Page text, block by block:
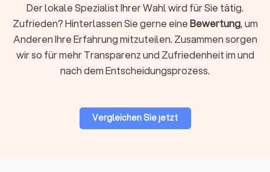
Steuerberaterkammer bestellt sein.
Auf Trustlocal finden Sie beide Varianten übersichtlich
dargestellt, sodass Sie selbst entscheiden können, was
besser zu Ihnen passt. Nutzen Sie unsere Filterfunktion, um
Der lokale Spezialist Ihrer Wahl wird für Sie tätig.
Zufrieden? Hinterlassen Sie gerne eineBewertung, um
Anderen Ihre Erfahrung mitzuteilen. Zusammen sorgen
wir so für mehr Transparenz und Zufriedenheit im und
nach dem Entscheidungsprozess.
Vergleichen Sie jetzt